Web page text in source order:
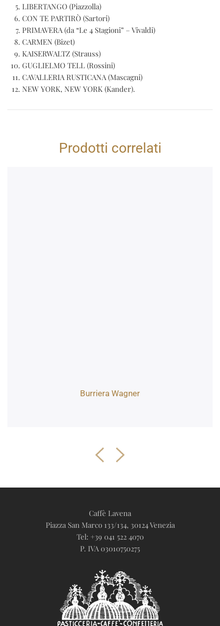
LIBERTANGO (Piazzolla)
CON TE PARTIRÒ (Sartori)
PRIMAVERA (da “Le 4 Stagioni” – Vivaldi)
CARMEN (Bizet)
KAISERWALTZ (Strauss)
GUGLIELMO TELL (Rossini)
CAVALLERIA RUSTICANA (Mascagni)
NEW YORK, NEW YORK (Kander).
Prodotti correlati
Burriera Wagner
Caffè Lavena
Piazza San Marco 133/134, 30124 Venezia
Tel: +39 041 522 4070
P. IVA 03010750275